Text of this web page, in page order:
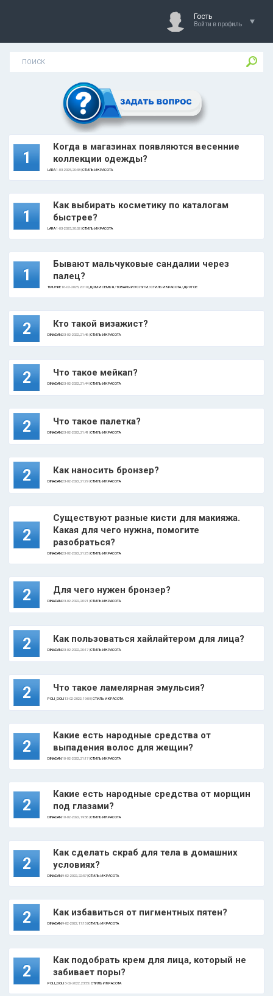
Гость
Войти в профиль
1
Когда в магазинах появляются весенние
коллекции одежды?
LARA1-03-2025, 20:33 |СТИЛЬ И КРАСОТА
1
Как выбирать косметику по каталогам
быстрее?
LARA1-03-2025, 20:02 |СТИЛЬ И КРАСОТА
1
Бывают мальчуковые сандалии через
палец?
TMUHKE16-02-2025, 20:10 | ДОМ И СЕМЬЯ /ТОВАРЫ И УСЛУГИ /СТИЛЬ И КРАСОТА / ДРУГОЕ
2 Кто такой визажист?
DINADAN23-02-2022, 21:46 |СТИЛЬ И КРАСОТА
2 Что такое мейкап?
DINADAN23-02-2022, 21:44 |СТИЛЬ И КРАСОТА
2 Что такое палетка?
DINADAN23-02-2022, 21:41 |СТИЛЬ И КРАСОТА
2 Как наносить бронзер?
DINADAN23-02-2022, 21:29 |СТИЛЬ И КРАСОТА
2
Существуют разные кисти для макияжа.
Какая для чего нужна, помогите
разобраться?
DINADAN23-02-2022, 21:25 |СТИЛЬ И КРАСОТА
2 Для чего нужен бронзер?
DINADAN23-02-2022, 20:21 |СТИЛЬ И КРАСОТА
2 Как пользоваться хайлайтером для лица?
DINADAN23-02-2022, 20:17 |СТИЛЬ И КРАСОТА
2 Что такое ламелярная эмульсия?
POLI_DOLI13-02-2022, 19:08 |СТИЛЬ И КРАСОТА
2
Какие есть народные средства от
выпадения волос для жещин?
DINADAN10-02-2022, 21:17 |СТИЛЬ И КРАСОТА
2
Какие есть народные средства от морщин
под глазами?
DINADAN10-02-2022, 19:56 |СТИЛЬ И КРАСОТА
2
Как сделать скраб для тела в домашних
условиях?
DINADAN9-02-2022, 22:57 |СТИЛЬ И КРАСОТА
2 Как избавиться от пигментных пятен?
DINADAN9-02-2022, 17:15 |СТИЛЬ И КРАСОТА
2
Как подобрать крем для лица, который не
забивает поры?
POLI_DOLI3-02-2022, 23:55 |СТИЛЬ И КРАСОТА